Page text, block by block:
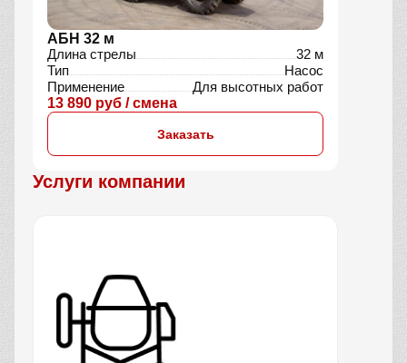
АБН 32 м
Длина стрелы
32 м
Тип
Насос
Применение
Для высотных работ
13 890 руб / смена
Заказать
Услуги компании